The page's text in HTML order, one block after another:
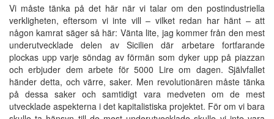
Vi måste tänka på det här när vi talar om den postindustriella
verkligheten, eftersom vi inte vill – vilket redan har hänt – att
någon kamrat säger så här: Vänta lite, jag kommer från den mest
underutvecklade delen av Sicilien där arbetare fortfarande
plockas upp varje söndag av förmän som dyker upp på piazzan
och erbjuder dem arbete för 5000 Lire om dagen. Självfallet
händer detta, och värre, saker. Men revolutionären måste tänka
på dessa saker och samtidigt vara medveten om de mest
utvecklade aspekterna i det kapitalistiska projektet. För om vi bara